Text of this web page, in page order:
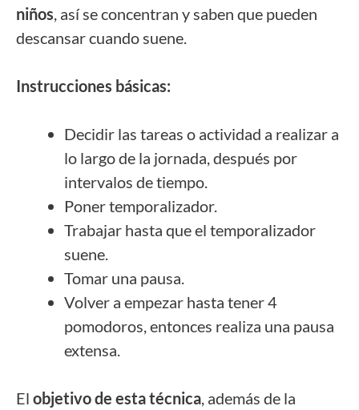
niños, así se concentran y saben que pueden
descansar cuando suene.
Instrucciones básicas:
Decidir las tareas o actividad a realizar a
lo largo de la jornada, después por
intervalos de tiempo.
Poner temporalizador.
Trabajar hasta que el temporalizador
suene.
Tomar una pausa.
Volver a empezar hasta tener 4
pomodoros, entonces realiza una pausa
extensa.
El objetivo de esta técnica, además de la